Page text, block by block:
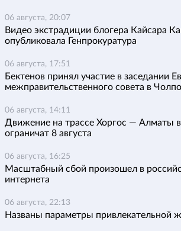
06 августа, 20:07
Видео экстрадиции блогера Кайсара
опубликовала Генпрокуратура
06 августа, 17:51
Бектенов принял участие в заседании
межправительственного совета в
06 августа, 14:11
Движение на трассе Хоргос — Алматы
ограничат 8 августа
06 августа, 16:25
Масштабный сбой произошел в
интернета
06 августа, 22:13
Названы параметры привлекательной